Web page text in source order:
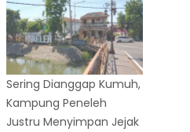
Sering Dianggap Kumuh,
Kampung Peneleh
Justru Menyimpan Jejak